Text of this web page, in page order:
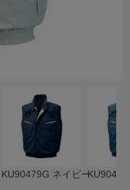
KU90479G ネイビー